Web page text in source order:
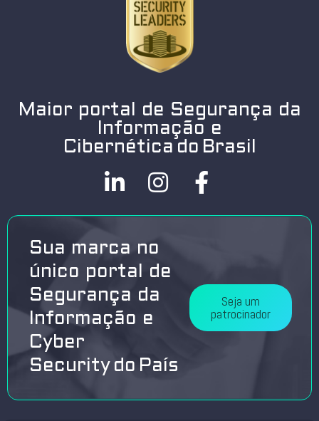
Maior portal de Segurança da
Informação e
Cibernética do Brasil
Sua marca no
único portal de
Segurança da
Informação e
Cyber
Security do País
Seja um
patrocinador